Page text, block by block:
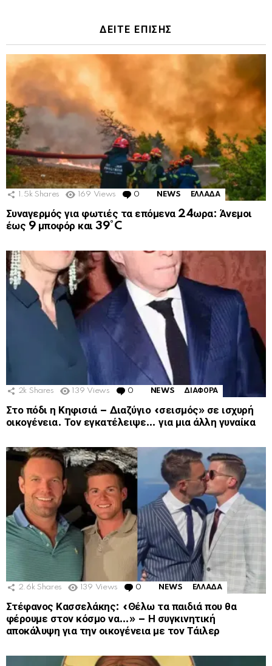
ΔΕΙΤΕ ΕΠΙΣΗΣ
1.5k Shares 169 Views 0 Comments
NEWS ΕΛΛΑΔΑ
Συναγερμός για φωτιές τα επόμενα 24ωρα: Άνεμοι
έως 9 μποφόρ και 39°C
2k Shares 139 Views 0 Comments
NEWS ΔΙΑΦΟΡΑ
Στο πόδι η Κηφισιά – Διαζύγιο «σεισμός» σε ισχυρή
οικογένεια. Τον εγκατέλειψε… για μια άλλη γυναίκα
2.6k Shares 139 Views 0 Comments
NEWS ΕΛΛΑΔΑ
Στέφανος Κασσελάκης: «Θέλω τα παιδιά που θα
φέρουμε στον κόσμο να…» – Η συγκινητική
αποκάλυψη για την οικογένεια με τον Τάιλερ